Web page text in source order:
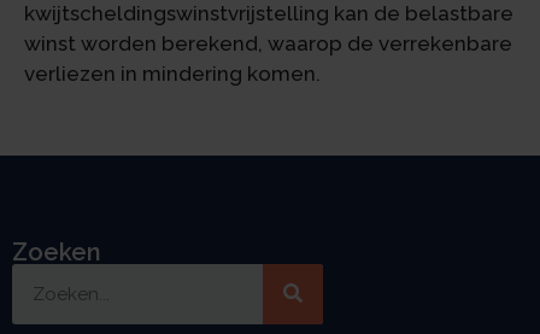
kwijtscheldingswinstvrijstelling kan de belastbare
winst worden berekend, waarop de verrekenbare
verliezen in mindering komen.
Zoeken